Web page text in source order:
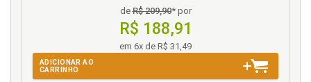
deR$ 209,90* por
R$ 188,91
em 6x de R$ 31,49
ADICIONAR AO
CARRINHO